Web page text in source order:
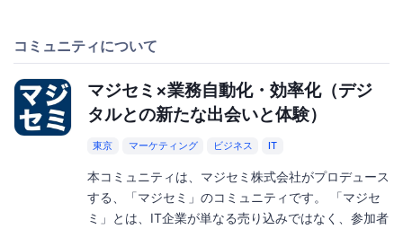
コミュニティについて
マジセミ×業務自動化・効率化（デジ
タルとの新たな出会いと体験）
東京 マーケティング ビジネス IT
本コミュニティは、マジセミ株式会社がプロデュース
する、「マジセミ」のコミュニティです。 「マジセ
ミ」とは、IT企業が単なる売り込みではなく、参加者